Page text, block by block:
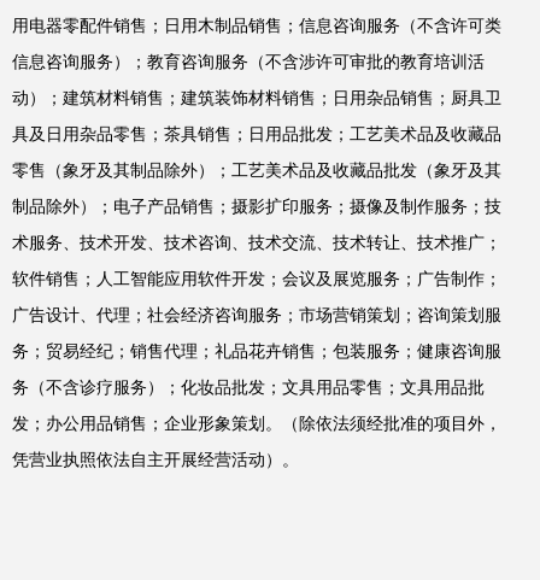
用电器零配件销售；日用木制品销售；信息咨询服务（不含许可类
信息咨询服务）；教育咨询服务（不含涉许可审批的教育培训活
动）；建筑材料销售；建筑装饰材料销售；日用杂品销售；厨具卫
具及日用杂品零售；茶具销售；日用品批发；工艺美术品及收藏品
零售（象牙及其制品除外）；工艺美术品及收藏品批发（象牙及其
制品除外）；电子产品销售；摄影扩印服务；摄像及制作服务；技
术服务、技术开发、技术咨询、技术交流、技术转让、技术推广；
软件销售；人工智能应用软件开发；会议及展览服务；广告制作；
广告设计、代理；社会经济咨询服务；市场营销策划；咨询策划服
务；贸易经纪；销售代理；礼品花卉销售；包装服务；健康咨询服
务（不含诊疗服务）；化妆品批发；文具用品零售；文具用品批
发；办公用品销售；企业形象策划。（除依法须经批准的项目外，
凭营业执照依法自主开展经营活动）。